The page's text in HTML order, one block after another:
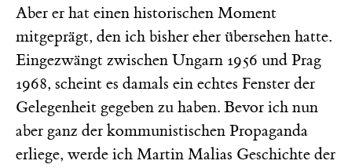
Aber er hat einen historischen Moment
mitgeprägt, den ich bisher eher übersehen hatte.
Eingezwängt zwischen Ungarn 1956 und Prag
1968, scheint es damals ein echtes Fenster der
Gelegenheit gegeben zu haben. Bevor ich nun
aber ganz der kommunistischen Propaganda
erliege, werde ich Martin Malias Geschichte der